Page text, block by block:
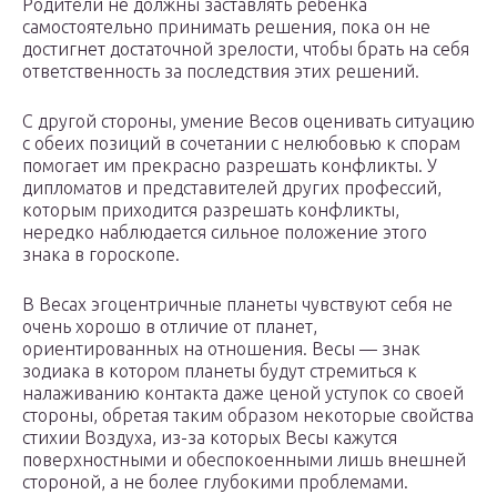
Родители не должны заставлять ребенка
самостоятельно принимать решения, пока он не
достигнет достаточной зрелости, чтобы брать на себя
ответственность за последствия этих решений.
С другой стороны, умение Весов оценивать ситуацию
с обеих позиций в сочетании с нелюбовью к спорам
помогает им прекрасно разрешать конфликты. У
дипломатов и представителей других профессий,
которым приходится разрешать конфликты,
нередко наблюдается сильное положение этого
знака в гороскопе.
В Весах эгоцентричные планеты чувствуют себя не
очень хорошо в отличие от планет,
ориентированных на отношения. Весы — знак
зодиака в котором планеты будут стремиться к
налаживанию контакта даже ценой уступок со своей
стороны, обретая таким образом некоторые свойства
стихии Воздуха, из-за которых Весы кажутся
поверхностными и обеспокоенными лишь внешней
стороной, а не более глубокими проблемами.